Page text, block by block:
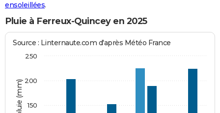
ensoleillées.
Pluie à Ferreux-Quincey en 2025
Source : Linternaute.com d'après Météo France
150
200
250